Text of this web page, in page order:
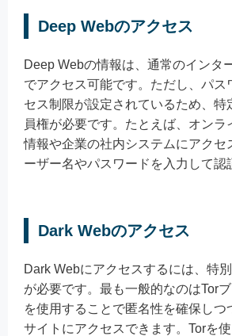
Deep Webのアクセス
Deep Webの情報は、通常のインタ
でアクセス可能です。ただし、パス
セス制限が設定されているため、特
員権が必要です。たとえば、オンラ
情報や企業の社内システムにアクセ
ーザー名やパスワードを入力して認
Dark Webのアクセス
Dark Webにアクセスするには、特
が必要です。最も一般的なのはTor
を使用することで匿名性を確保しつ
サイトにアクセスできます。Torを